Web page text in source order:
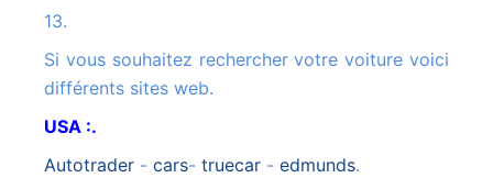
13.
Si vous souhaitez rechercher votre voiture voici
différents sites web.
USA :.
autotrader - cars- truecar - edmunds.